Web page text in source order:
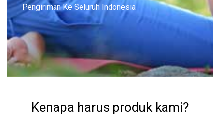
Pengiriman Ke Seluruh Indonesia
Kenapa harus produk kami?